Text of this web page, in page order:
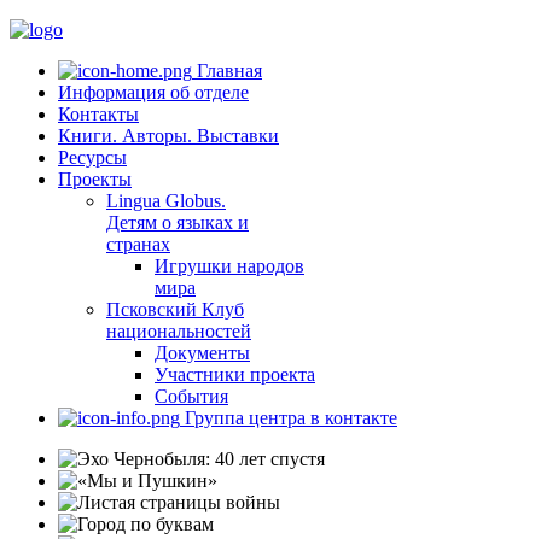
Главная
Информация об отделе
Контакты
Книги. Авторы. Выставки
Ресурсы
Проекты
Lingua Globus.
Детям о языках и
странах
Игрушки народов
мира
Псковский Клуб
национальностей
Документы
Участники проекта
События
Группа центра в контакте